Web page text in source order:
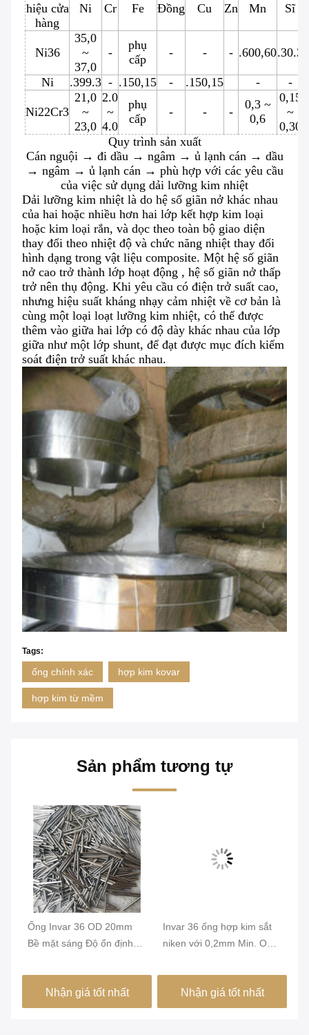
hiệu cửa
hàng
Ni Cr Fe Đồng Cu Zn Mn Sĩ
Ni36
35,0
~
37,0
-
phụ
cấp
- - - .600,60.30.3
Ni .399.3 - .150,15 - .150,15 - -
Ni22Cr3
21,0
~
23,0
2.0
~
4.0
phụ
cấp
- - -
0,3 ~
0,6
0,15
~
0,30
Quy trình sản xuất
Cán nguội → đi dầu → ngâm → ủ lạnh cán → dầu
→ ngâm → ủ lạnh cán → phù hợp với các yêu cầu
của việc sử dụng dải lưỡng kim nhiệt
Dải lưỡng kim nhiệt là do hệ số giãn nở khác nhau
của hai hoặc nhiều hơn hai lớp kết hợp kim loại
hoặc kim loại rắn, và dọc theo toàn bộ giao diện
thay đổi theo nhiệt độ và chức năng nhiệt thay đổi
hình dạng trong vật liệu composite. Một hệ số giãn
nở cao trở thành lớp hoạt động , hệ số giãn nở thấp
trở nên thụ động. Khi yêu cầu có điện trở suất cao,
nhưng hiệu suất kháng nhạy cảm nhiệt về cơ bản là
cùng một loại loạt lưỡng kim nhiệt, có thể được
thêm vào giữa hai lớp có độ dày khác nhau của lớp
giữa như một lớp shunt, để đạt được mục đích kiểm
soát điện trở suất khác nhau.
Tags:
ống chính xác hợp kim kovar
hợp kim từ mềm
Sản phẩm tương tự
Ống Invar 36 OD 20mm
Bề mặt sáng Độ ổn định
FeNi36 Ống chính xác
Nhận giá tốt nhất
Invar 36 ống hợp kim sắt
niken với 0,2mm Min. OD
định chiều cao trong tòa
nhà xanh
Nhận giá tốt nhất